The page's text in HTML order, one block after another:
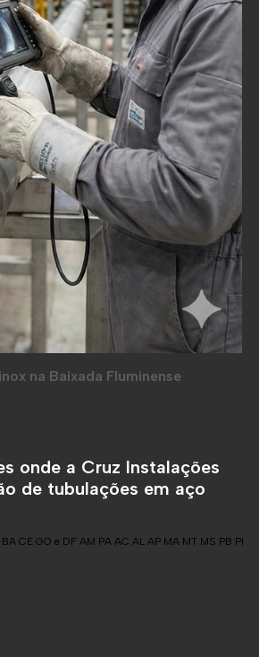
na Baixada Fluminense
onde a Cruz Instalações
de tubulações em aço
BA CE GO e DF AM PA AC AL AP MA MT MS PB PI